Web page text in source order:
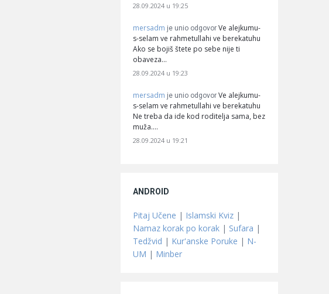
28.09.2024 u 19:25
mersadm je unio odgovor Ve alejkumu-
s-selam ve rahmetullahi ve berekatuhu
Ako se bojiš štete po sebe nije ti
obaveza…
28.09.2024 u 19:23
mersadm je unio odgovor Ve alejkumu-
s-selam ve rahmetullahi ve berekatuhu
Ne treba da ide kod roditelja sama, bez
muža.…
28.09.2024 u 19:21
ANDROID
Pitaj Učene | Islamski Kviz |
Namaz korak po korak | Sufara |
Tedžvid | Kur'anske Poruke | N-
UM | Minber